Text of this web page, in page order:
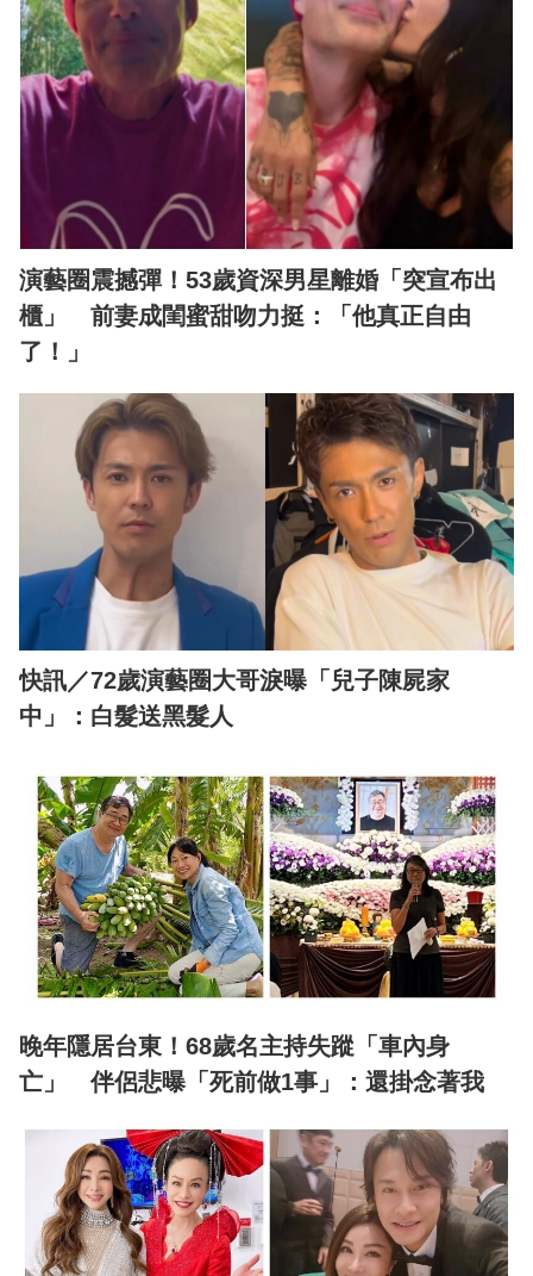
演藝圈震撼彈！53歲資深男星離婚「突宣布出
櫃」 前妻成閨蜜甜吻力挺：「他真正自由
了！」
快訊／72歲演藝圈大哥淚曝「兒子陳屍家
中」：白髮送黑髮人
晚年隱居台東！68歲名主持失蹤「車內身
亡」 伴侶悲曝「死前做1事」：還掛念著我